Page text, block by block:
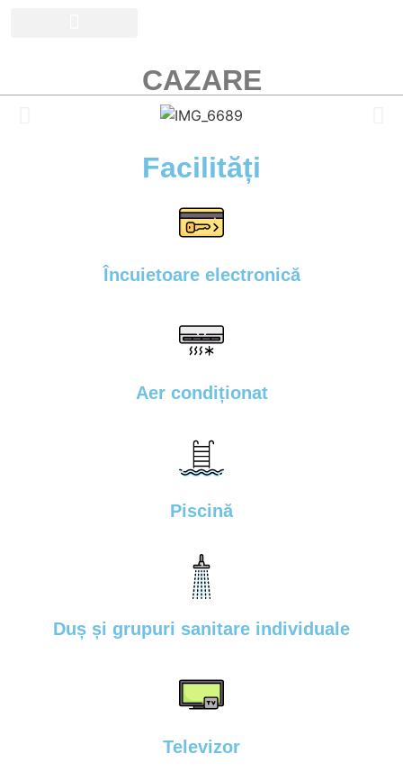
CAZARE
Facilități
Încuietoare electronică
Aer condiționat
Piscină
Duș și grupuri sanitare individuale
Televizor